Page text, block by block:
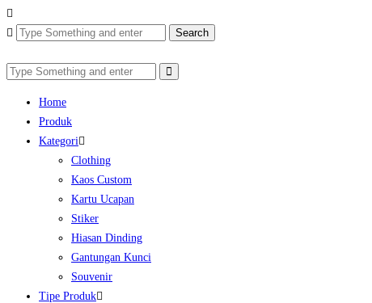
Search
Home
Produk
Kategori
Clothing
Kaos Custom
Kartu Ucapan
Stiker
Hiasan Dinding
Gantungan Kunci
Souvenir
Tipe Produk